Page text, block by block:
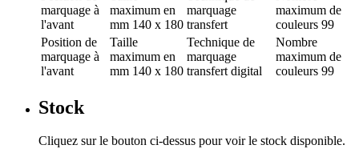
marquage à
l'avant
maximum en
mm 140 x 180
marquage
transfert
maximum de
couleurs 99
Position de
marquage à
l'avant
Taille
maximum en
mm 140 x 180
Technique de
marquage
transfert digital
Nombre
maximum de
couleurs 99
Stock
Cliquez sur le bouton ci-dessus pour voir le stock disponible.